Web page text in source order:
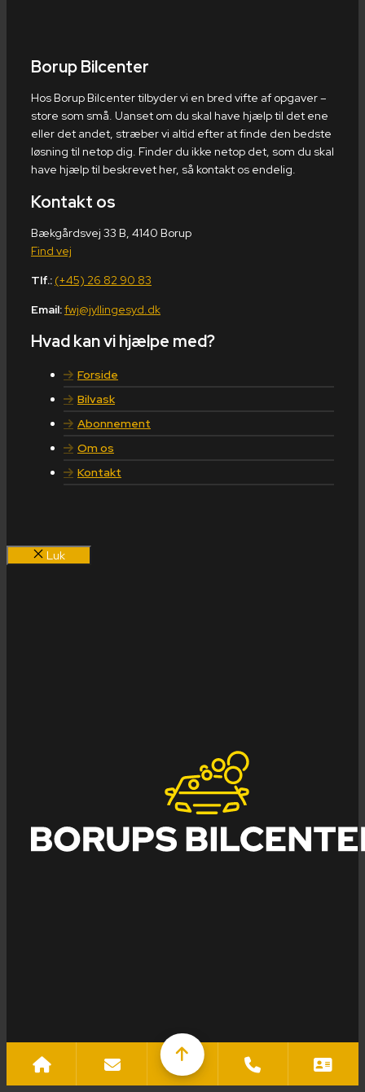
Borup Bilcenter
Hos Borup Bilcenter tilbyder vi en bred vifte af opgaver –
store som små. Uanset om du skal have hjælp til det ene
eller det andet, stræber vi altid efter at finde den bedste
løsning til netop dig. Finder du ikke netop det, som du skal
have hjælp til beskrevet her, så kontakt os endelig.
Kontakt os
Bækgårdsvej 33 B, 4140 Borup
Find vej
Tlf.: (+45) 26 82 90 83
Email:fwj@jyllingesyd.dk
Hvad kan vi hjælpe med?
Forside
Bilvask
Abonnement
Om os
Kontakt
Luk